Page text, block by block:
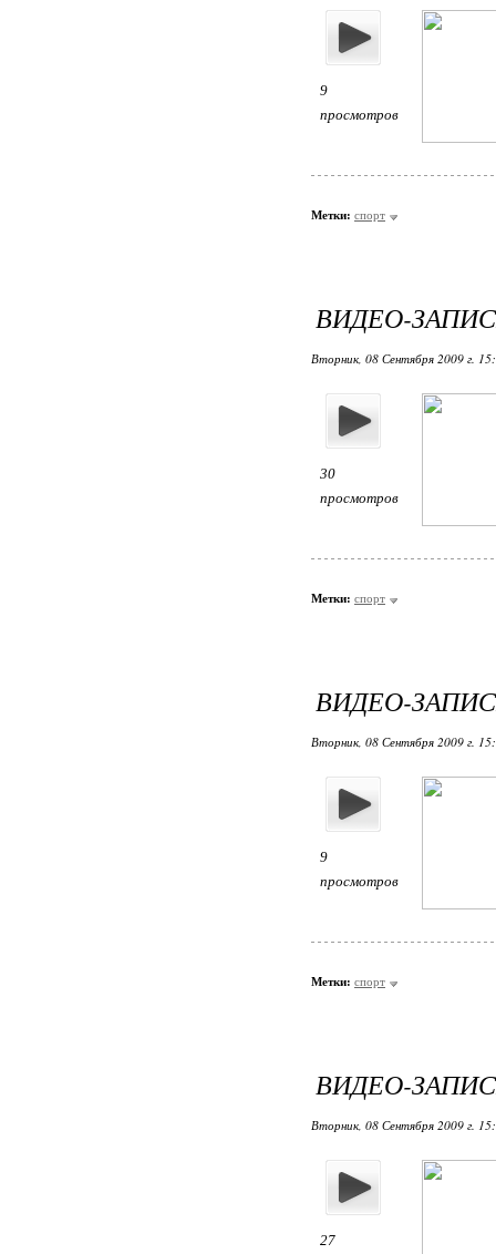
9
просмотров
Метки: спорт
ВИДЕО-
Вторник, 08 Сентября 2009 г.
30
просмотров
Метки: спорт
ВИДЕО-
Вторник, 08 Сентября 2009 г.
9
просмотров
Метки: спорт
ВИДЕО-
Вторник, 08 Сентября 2009 г.
27